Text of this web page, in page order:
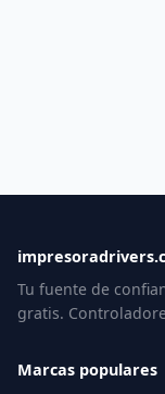
Tu fuente de
gratis.
Marcas populares